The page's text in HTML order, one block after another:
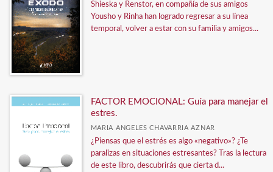
Shieska y Renstor, en compañía de sus amigos
Yousho y Rinha han logrado regresar a su línea
temporal, volver a estar con su familia y amigos...
FACTOR EMOCIONAL: Guía para manejar el
estres.
MARIA ANGELES CHAVARRIA AZNAR
¿Piensas que el estrés es algo «negativo»? ¿Te
paralizas en situaciones estresantes? Tras la lectura
de este libro, descubrirás que cierta d...